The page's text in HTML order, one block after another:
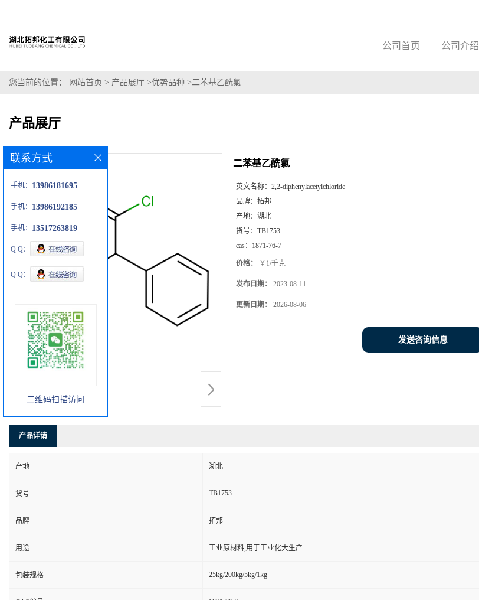
公司首页 公司介绍
您当前的位置： 网站首页 > 产品展厅 >优势品种 >二苯基乙酰氯
产品展厅
二苯基乙酰氯
英文名称： 2,2-diphenylacetylchloride
品牌： 拓邦
产地： 湖北
货号： TB1753
cas： 1871-76-7
价格： ￥1/千克
发布日期： 2023-08-11
更新日期： 2026-08-06
发送咨询信息
产品详请
产地 湖北
货号 TB1753
品牌 拓邦
用途 工业原材料,用于工业化大生产
包装规格 25kg/200kg/5kg/1kg
联系方式
手机： 13986181695
手机： 13986192185
手机： 13517263819
Q Q：
Q Q：
二维码扫描访问